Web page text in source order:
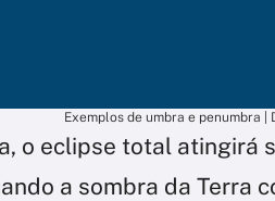
Exemplos de umbra e penumbra
o eclipse total atingirá
a sombra da Terra